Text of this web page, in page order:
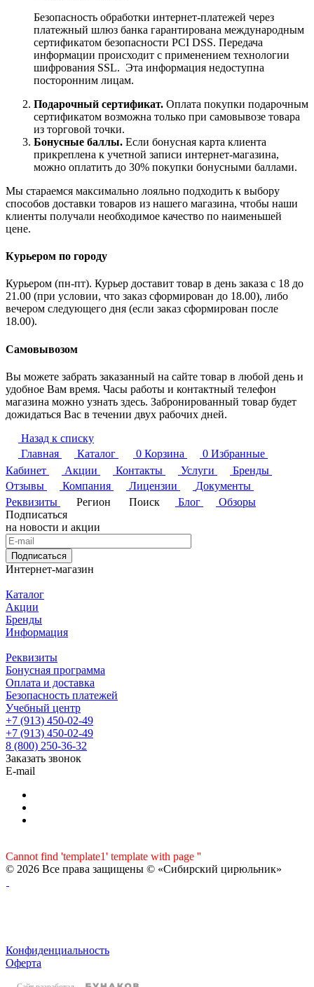
Безопасность обработки интернет-платежей через
платежный шлюз банка гарантирована международным
сертификатом безопасности PCI DSS. Передача
информации происходит с применением технологии
шифрования SSL. Эта информация недоступна
посторонним лицам.
Подарочный сертификат. Оплата покупки подарочным
сертификатом возможна только при самовывозе товара
из торговой точки.
Бонусные баллы. Если бонусная карта клиента
прикреплена к учетной записи интернет-магазина,
можно оплатить до 30% покупки бонусными баллами.
Мы стараемся максимально лояльно подходить к выбору
способов доставки товаров из нашего магазина, чтобы наши
клиенты получали необходимое качество по наименьшей
цене.
Курьером по городу
Курьером (пн-пт). Курьер доставит товар в день заказа с 18 до
21.00 (при условии, что заказ сформирован до 18.00), либо
вечером следующего дня (если заказ сформирован после
18.00).
Самовывозом
Вы можете забрать заказанный на сайте товар в любой день и
удобное Вам время. Часы работы и контактный телефон
магазина можно узнать здесь. Забронированный товар будет
дожидаться Вас в течении двух рабочих дней.
Назад к списку
Главная
Каталог 0 Корзина 0 Избранные
Кабинет
Акции Контакты Услуги
Бренды
Отзывы
Компания Лицензии
Документы
Реквизиты
Регион Поиск Блог
Обзоры
Подписаться
на новости и акции
Подписаться
Интернет-магазин
Каталог
Акции
Бренды
Информация
Реквизиты
Бонусная программа
Оплата и доставка
Безопасность платежей
Учебный центр
+7 (913) 450-02-49
+7 (913) 450-02-49
8 (800) 250-36-32
Заказать звонок
E-mail
Cannot find 'template1' template with page ''
© 2026 Все права защищены © «Сибирский цирюльник»
Конфиденциальность
Оферта